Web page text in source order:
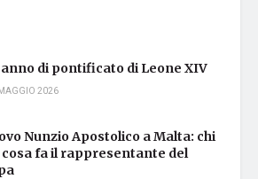
anno di pontificato di Leone XIV
2026
Nunzio Apostolico a Malta: chi
cosa fa il rappresentante del